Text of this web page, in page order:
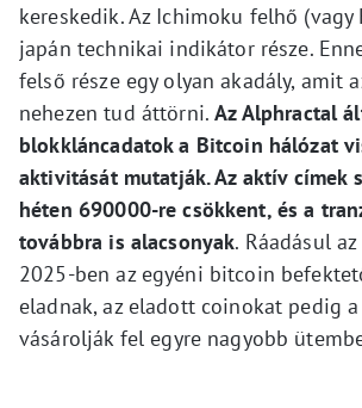
kereskedik. Az Ichimoku felhő (vagy
japán technikai indikátor része.
felső része egy olyan akadály, amit
nehezen tud áttörni.Az Alphractal
blokkláncadatok a Bitcoin hálózat
aktivitását mutatják. Az aktív címek
héten 690000-re csökkent, és a
továbbra is alacsonyak. Ráadásul
2025-ben az egyéni bitcoin
eladnak, az eladott coinokat pedig a
vásárolják fel egyre nagyobb